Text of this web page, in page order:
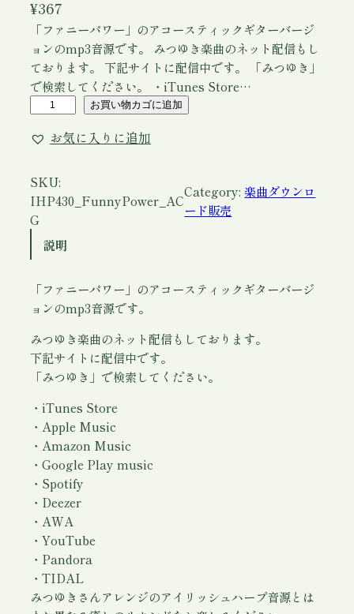
¥367
「ファニーパワー」のアコースティックギターバージ
ョンのmp3音源です。 みつゆき楽曲のネット配信もし
ております。 下記サイトに配信中です。 「みつゆき」
で検索してください。 ・iTunes Store…
ァ
ー
パ
ワ
」
コ
ー
ス
テ
ィ
ク
ギ
タ
ー
バ
ー
ジ
ョ
ン
個
お買い物カゴに追加
お気に入りに追加
SKU:
IHP430_FunnyPower_AC
G
Category:楽曲ダウンロ
ード販売
説明
「ファニーパワー」のアコースティックギターバージ
ョンのmp3音源です。
みつゆき楽曲のネット配信もしております。
下記サイトに配信中です。
「みつゆき」で検索してください。
・iTunes Store
・Apple Music
・Amazon Music
・Google Play music
・Spotify
・Deezer
・AWA
・YouTube
・Pandora
・TIDAL
みつゆきさんアレンジのアイリッシュハープ音源とは